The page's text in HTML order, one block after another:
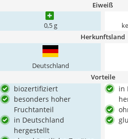
Eiweiß
0,5 g
Herkunftsland
Deutschland
Vorteile
biozertifiziert
besonders hoher
Fruchtanteil
in Deutschland
hergestellt
in